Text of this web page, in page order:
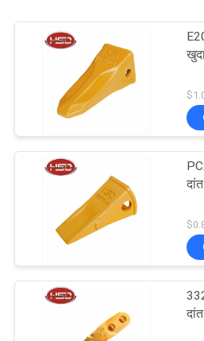
दांत
दांत